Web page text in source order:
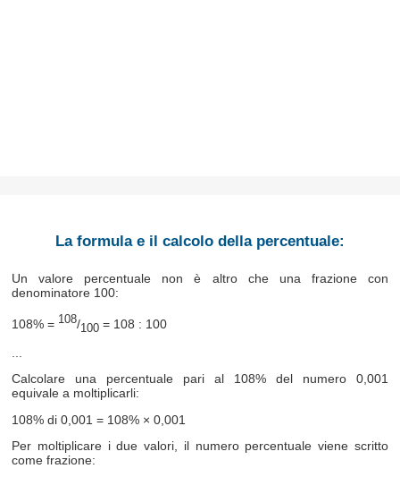
La formula e il calcolo della percentuale:
Un valore percentuale non è altro che una frazione con
denominatore 100:
108% = 108/100 = 108 : 100
...
Calcolare una percentuale pari al 108% del numero 0,001
equivale a moltiplicarli:
108% di 0,001 = 108% × 0,001
Per moltiplicare i due valori, il numero percentuale viene scritto
come frazione: